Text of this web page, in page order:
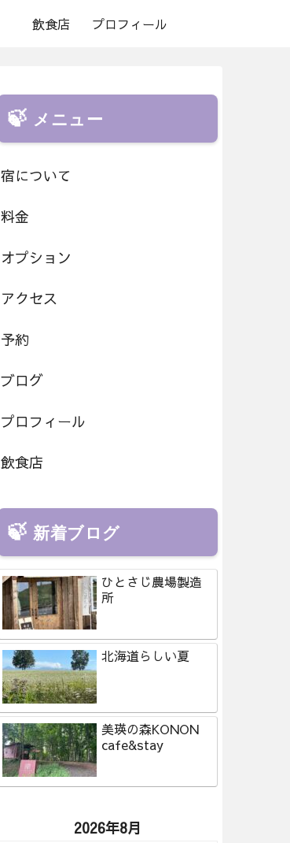
飲食店 プロフィール
メニュー
宿について
料金
オプション
アクセス
予約
ブログ
プロフィール
飲食店
新着ブログ
ひとさじ農場製造
所
北海道らしい夏
美瑛の森KONON
cafe&stay
2026年8月